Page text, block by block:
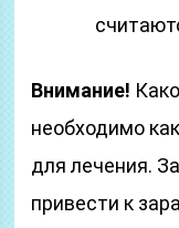
Внимание!
необходимо
для лечения.
привести к